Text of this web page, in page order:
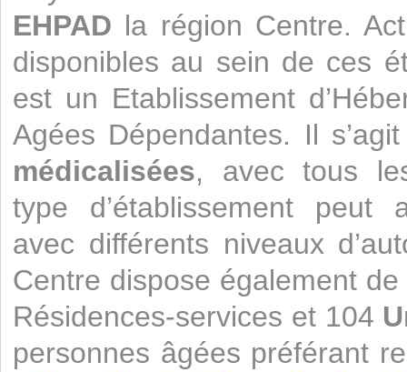
EHPAD la région Centre.
disponibles au sein de ces
est un Etablissement
Agées Dépendantes. Il
médicalisées, avec tous
type d’établissement peut
avec différents niveaux
Centre dispose également
Résidences-services et 104
personnes âgées préférant